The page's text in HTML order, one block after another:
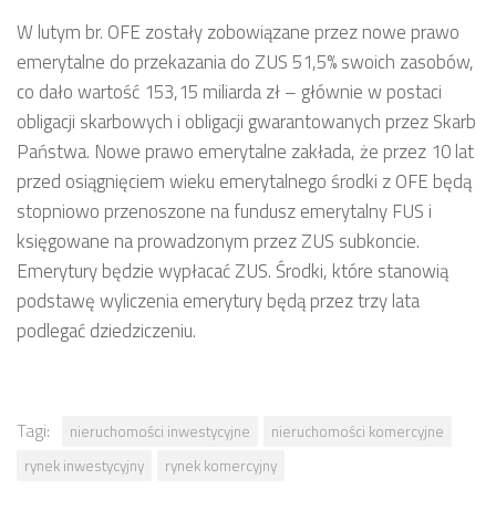
W lutym br. OFE zostały zobowiązane przez nowe prawo
emerytalne do przekazania do ZUS 51,5% swoich zasobów,
co dało wartość 153,15 miliarda zł – głównie w postaci
obligacji skarbowych i obligacji gwarantowanych przez Skarb
Państwa. Nowe prawo emerytalne zakłada, że przez 10 lat
przed osiągnięciem wieku emerytalnego środki z OFE będą
stopniowo przenoszone na fundusz emerytalny FUS i
księgowane na prowadzonym przez ZUS subkoncie.
Emerytury będzie wypłacać ZUS. Środki, które stanowią
podstawę wyliczenia emerytury będą przez trzy lata
podlegać dziedziczeniu.
Tagi: nieruchomości inwestycyjne
nieruchomości komercyjne
rynek inwestycyjny
rynek komercyjny